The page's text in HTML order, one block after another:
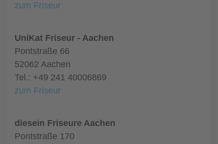
zum Friseur
UniKat Friseur - Aachen
Pontstraße 66
52062 Aachen
Tel.: +49 241 40006869
zum Friseur
diesein Friseure Aachen
Pontstraße 170